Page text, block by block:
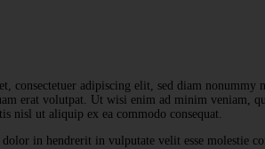
consectetuer adipiscing elit, sed diam nonummy
erat volutpat. Ut wisi enim ad minim veniam,
nisl ut aliquip ex ea commodo consequat.
in hendrerit in vulputate velit esse molestie